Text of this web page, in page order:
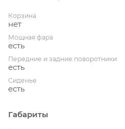
Корзина
нет
Мощная фара
есть
Передние и задние поворотники
есть
Сиденье
есть
Габариты